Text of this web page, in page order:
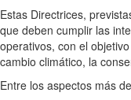
Estas Directrices,
que deben cumplir las
operativos, con el
cambio climático, la
Entre los aspectos más